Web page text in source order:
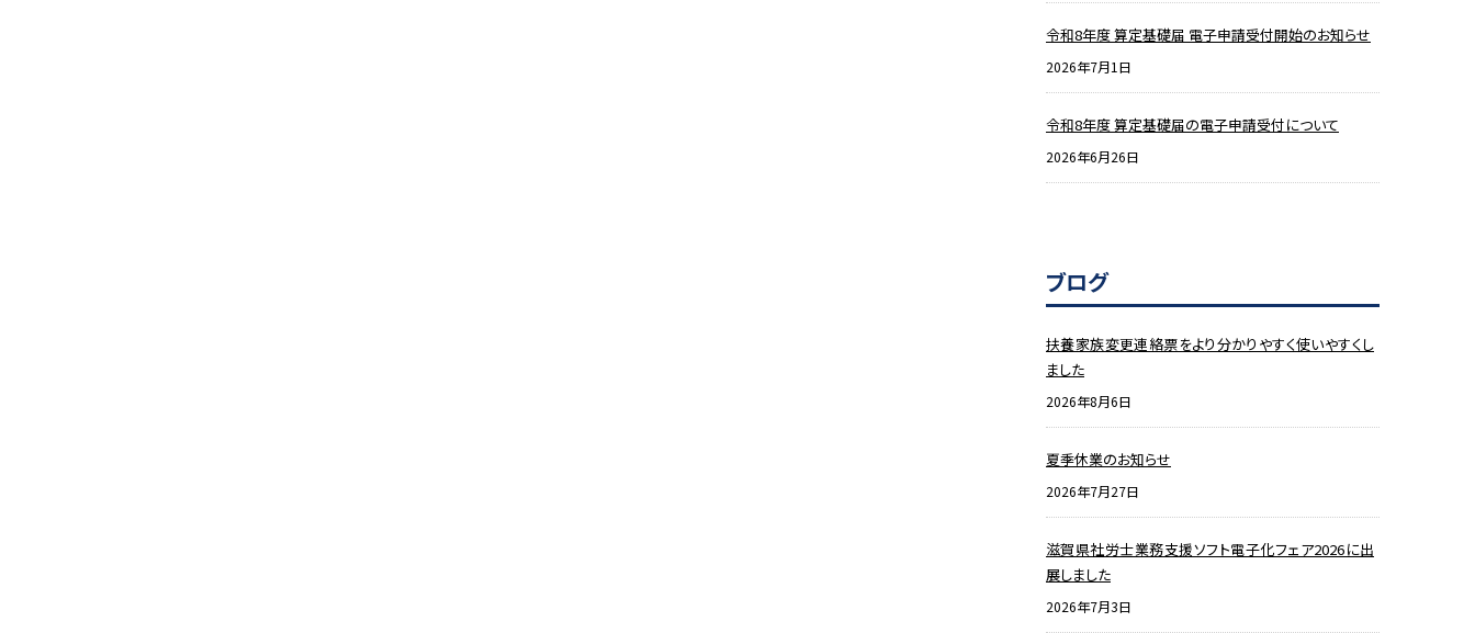
令和8年度 算定基礎届 電子申請受付開始のお知らせ
2026年7月1日
令和8年度 算定基礎届の電子申請受付について
2026年6月26日
ブログ
扶養家族変更連絡票をより分かりやすく使いやすくし
ました
2026年8月6日
夏季休業のお知らせ
2026年7月27日
滋賀県社労士業務支援ソフト電子化フェア2026に出
展しました
2026年7月3日